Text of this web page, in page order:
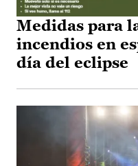
Medidas para
incendios en
día del eclipse